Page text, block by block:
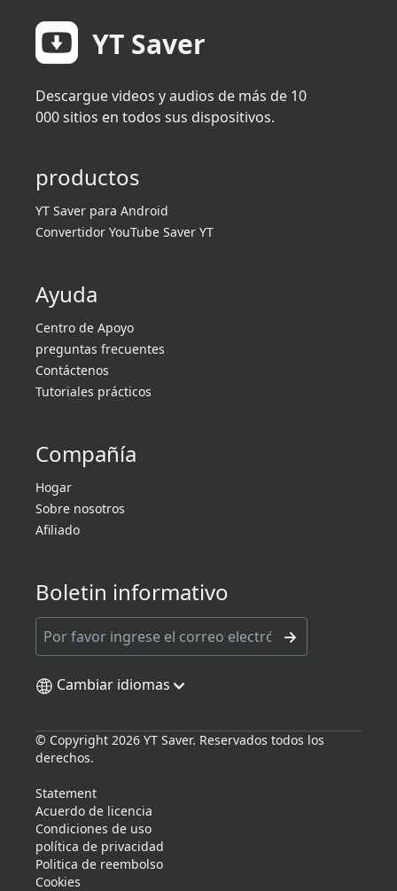
YT Saver
Descargue videos y audios de más de 10
000 sitios en todos sus dispositivos.
productos
YT Saver para Android
Convertidor YouTube Saver YT
Ayuda
Centro de Apoyo
preguntas frecuentes
Contáctenos
Tutoriales prácticos
Compañía
Hogar
Sobre nosotros
Afiliado
Boletin informativo
Cambiar idiomas
© Copyright 2026 YT Saver. Reservados todos los
derechos.
Statement
Acuerdo de licencia
Condiciones de uso
política de privacidad
Politica de reembolso
Cookies